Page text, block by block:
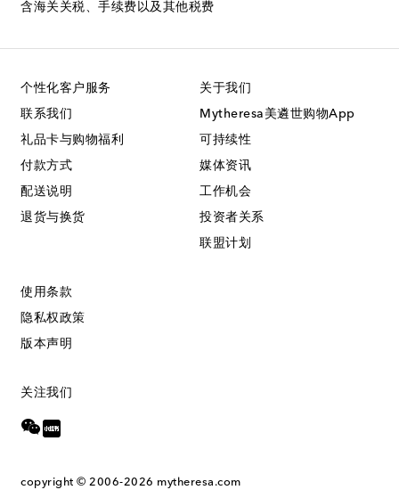
含海关关税、手续费以及其他税费
个性化客户服务
联系我们
礼品卡与购物福利
付款方式
配送说明
退货与换货
关于我们
Mytheresa美遴世购物App
可持续性
媒体资讯
工作机会
投资者关系
联盟计划
使用条款
隐私权政策
版本声明
关注我们
copyright © 2006-2026 mytheresa.com